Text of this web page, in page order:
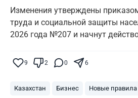
Изменения утверждены
труда и социальной защиты
2026 года №207 и начнут
9 2 0 6
Казахстан Бизнес Новые правила
показываться вам